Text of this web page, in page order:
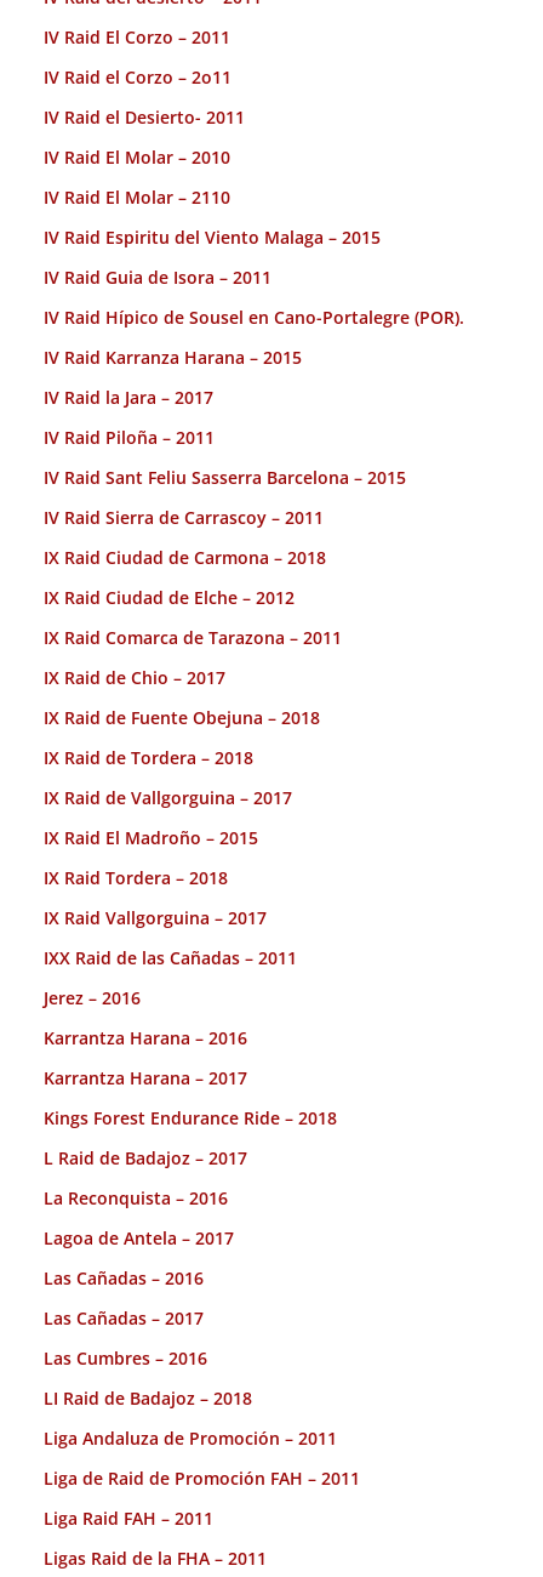
IV Raid El Corzo – 2011
IV Raid el Corzo – 2o11
IV Raid el Desierto- 2011
IV Raid El Molar – 2010
IV Raid El Molar – 2110
IV Raid Espiritu del Viento Malaga – 2015
IV Raid Guia de Isora – 2011
IV Raid Hípico de Sousel en Cano-Portalegre (POR).
IV Raid Karranza Harana – 2015
IV Raid la Jara – 2017
IV Raid Piloña – 2011
IV Raid Sant Feliu Sasserra Barcelona – 2015
IV Raid Sierra de Carrascoy – 2011
IX Raid Ciudad de Carmona – 2018
IX Raid Ciudad de Elche – 2012
IX Raid Comarca de Tarazona – 2011
IX Raid de Chio – 2017
IX Raid de Fuente Obejuna – 2018
IX Raid de Tordera – 2018
IX Raid de Vallgorguina – 2017
IX Raid El Madroño – 2015
IX Raid Tordera – 2018
IX Raid Vallgorguina – 2017
IXX Raid de las Cañadas – 2011
Jerez – 2016
Karrantza Harana – 2016
Karrantza Harana – 2017
Kings Forest Endurance Ride – 2018
L Raid de Badajoz – 2017
La Reconquista – 2016
Lagoa de Antela – 2017
Las Cañadas – 2016
Las Cañadas – 2017
Las Cumbres – 2016
LI Raid de Badajoz – 2018
Liga Andaluza de Promoción – 2011
Liga de Raid de Promoción FAH – 2011
Liga Raid FAH – 2011
Ligas Raid de la FHA – 2011